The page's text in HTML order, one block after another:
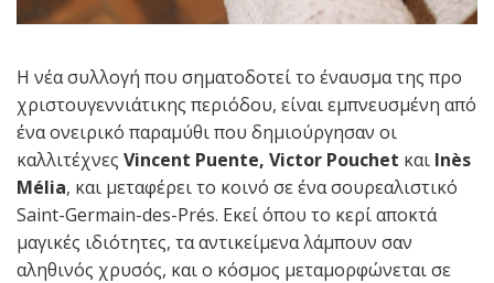
Η νέα συλλογή που σηματοδοτεί το έναυσμα της προ
χριστουγεννιάτικης περιόδου, είναι εμπνευσμένη από
ένα ονειρικό παραμύθι που δημιούργησαν οι
καλλιτέχνες Vincent Puente, Victor Pouchet και Inès
Mélia, και μεταφέρει το κοινό σε ένα σουρεαλιστικό
Saint-Germain-des-Prés. Εκεί όπου το κερί αποκτά
μαγικές ιδιότητες, τα αντικείμενα λάμπουν σαν
αληθινός χρυσός, και ο κόσμος μεταμορφώνεται σε